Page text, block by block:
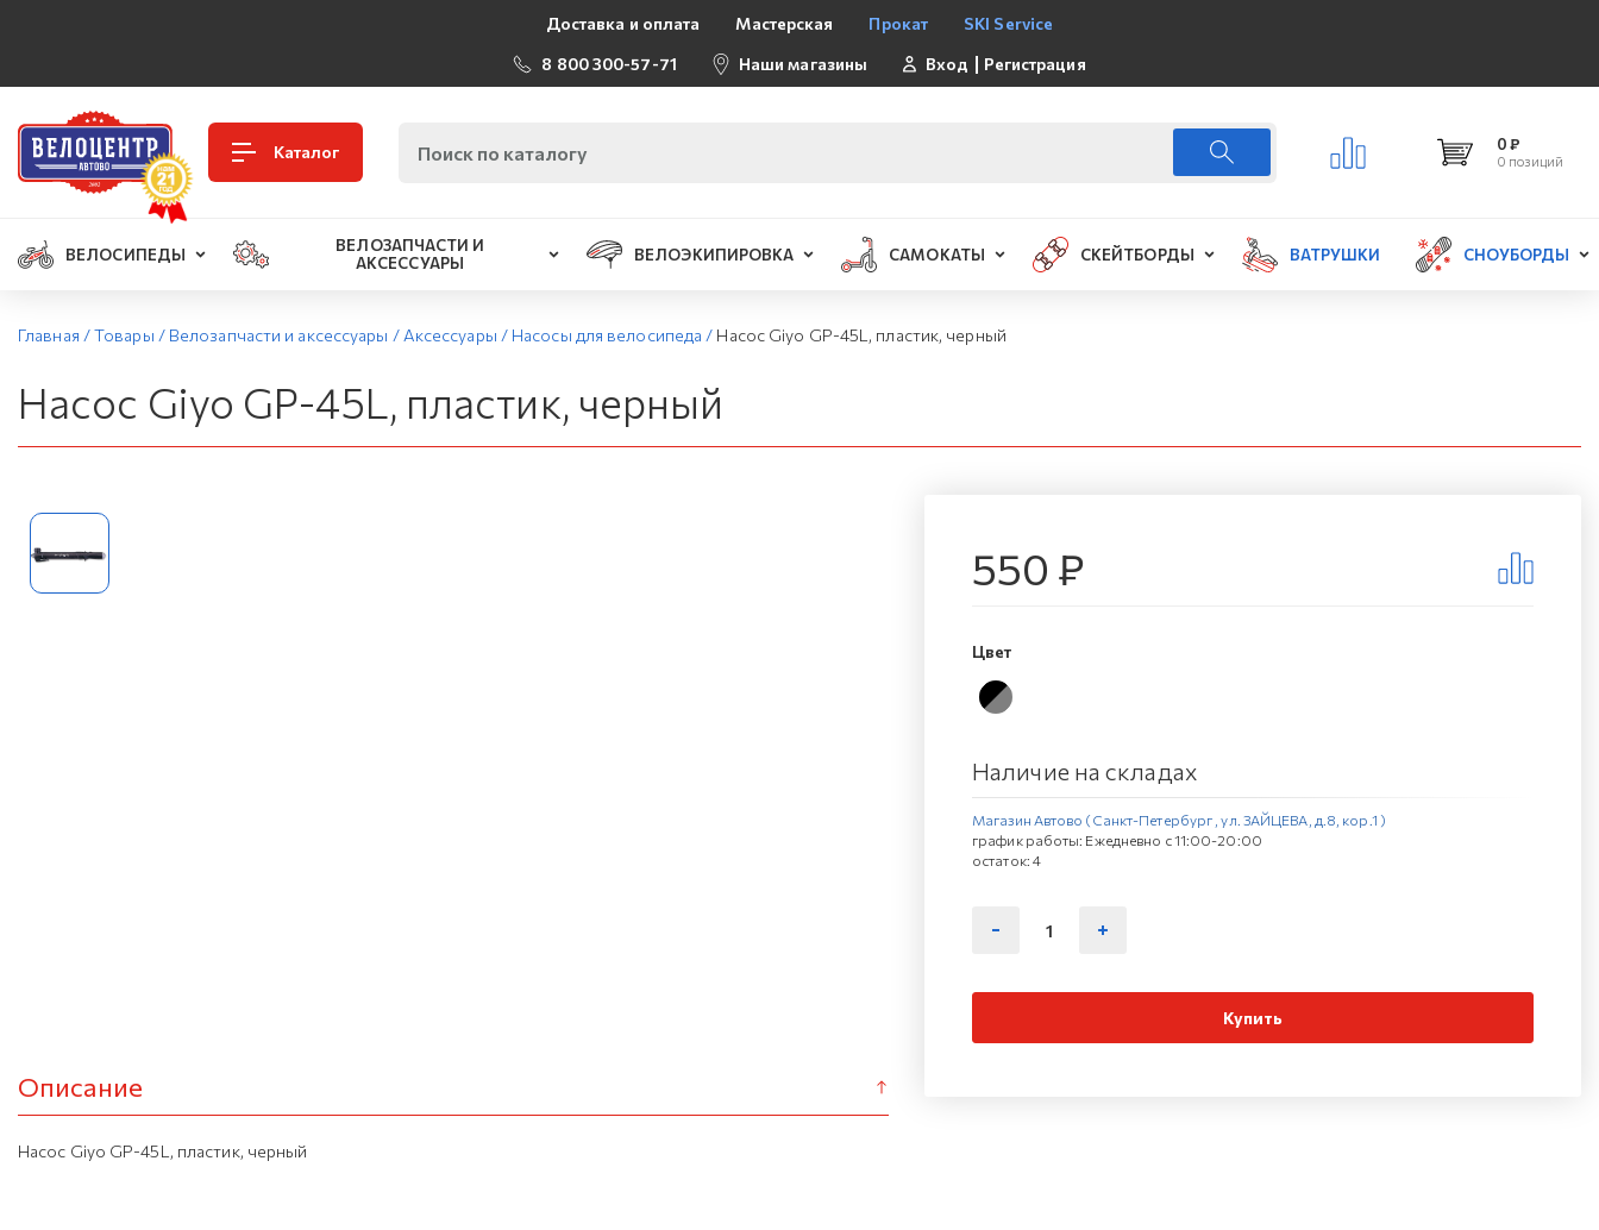
Доставка и оплата Мастерская Прокат
SKI Service
8 800 300-57-71
Наши магазины Вход Регистрация
Каталог 0 ₽
0 позиций
ВЕЛОСИПЕДЫ
ВЕЛОЗАПЧАСТИ И
АКСЕССУАРЫ
ВЕЛОЭКИПИРОВКА САМОКАТЫ СКЕЙТБОРДЫ ВАТРУШКИ СНОУБОРДЫ
Главная /Товары / Велозапчасти и аксессуары / Аксессуары / Насосы для велосипеда / Насос Giyo GP-45L, пластик, черный
Насос Giyo GP-45L, пластик, черный
Описание
Насос Giyo GP-45L, пластик, черный
550 ₽
Цвет
Наличие на складах
Магазин Автово (Санкт-Петербург , ул. ЗАЙЦЕВА, д.8, кор.1 )
график работы: Ежедневно с 11:00-20:00
остаток: 4
Купить